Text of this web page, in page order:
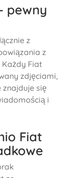
pewny
z
z
Fiat
zdjęciami,
znajduje się
i
Fiat